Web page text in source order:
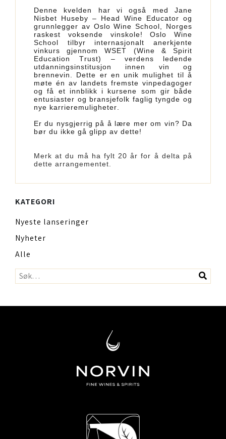
Denne kvelden har vi også med Jane
Nisbet Huseby – Head Wine Educator og
grunnlegger av Oslo Wine School, Norges
raskest voksende vinskole! Oslo Wine
School tilbyr internasjonalt anerkjente
vinkurs gjennom WSET (Wine & Spirit
Education Trust) – verdens ledende
utdanningsinstitusjon innen vin og
brennevin. Dette er en unik mulighet til å
møte én av landets fremste vinpedagoger
og få et innblikk i kursene som gir både
entusiaster og bransjefolk faglig tyngde og
nye karrieremuligheter.
Er du nysgjerrig på å lære mer om vin? Da
bør du ikke gå glipp av dette!
Merk at du må ha fylt 20 år for å delta på
dette arrangementet.
KATEGORI
Nyeste lanseringer
Nyheter
Alle